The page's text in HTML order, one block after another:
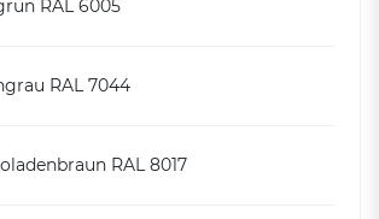
RAL 6005
RAL 7044
RAL 8017